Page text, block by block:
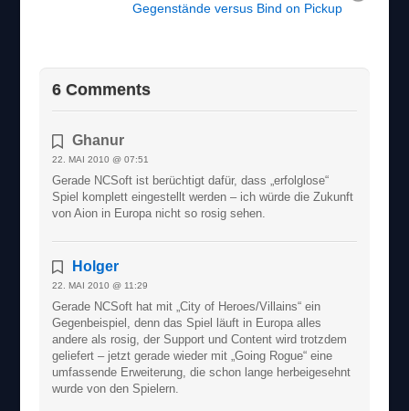
Gegenstände versus Bind on Pickup
6 Comments
Ghanur
22. MAI 2010 @ 07:51
Gerade NCSoft ist berüchtigt dafür, dass „erfolglose“
Spiel komplett eingestellt werden – ich würde die Zukunft
von Aion in Europa nicht so rosig sehen.
Holger
22. MAI 2010 @ 11:29
Gerade NCSoft hat mit „City of Heroes/Villains“ ein
Gegenbeispiel, denn das Spiel läuft in Europa alles
andere als rosig, der Support und Content wird trotzdem
geliefert – jetzt gerade wieder mit „Going Rogue“ eine
umfassende Erweiterung, die schon lange herbeigesehnt
wurde von den Spielern.